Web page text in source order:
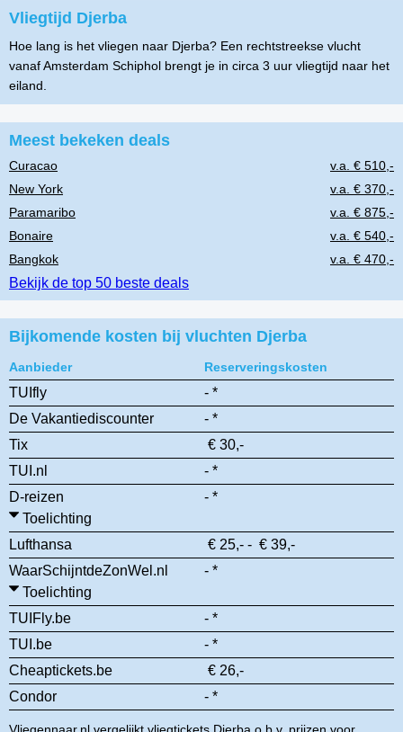
Vliegtijd Djerba
Hoe lang is het vliegen naar Djerba? Een rechtstreekse vlucht
vanaf Amsterdam Schiphol brengt je in circa 3 uur vliegtijd naar het
eiland.
Meest bekeken deals
Curacao
v.a. € 510,-
New York
v.a. € 370,-
Paramaribo
v.a. € 875,-
Bonaire
v.a. € 540,-
Bangkok
v.a. € 470,-
Bekijk de top 50 beste deals
Bijkomende kosten bij vluchten Djerba
Aanbieder Reserveringskosten
TUIfly
- *
De Vakantiediscounter
- *
Tix
€ 30,-
TUI.nl
- *
D-reizen
- *
Toelichting
Lufthansa
€ 25,- - € 39,-
WaarSchijntdeZonWel.nl
- *
Toelichting
TUIFly.be
- *
TUI.be
- *
Cheaptickets.be
€ 26,-
Condor
- *